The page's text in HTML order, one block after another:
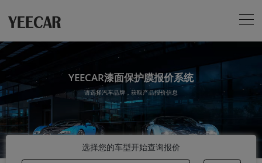
YEECAR漆面保护膜报价系统
请选择汽车品牌，获取产品报价信息
选择您的车型开始查询报价